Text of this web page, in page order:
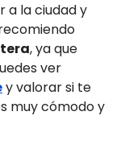
a la ciudad y
, ya que
ver
y valorar si te
muy cómodo y